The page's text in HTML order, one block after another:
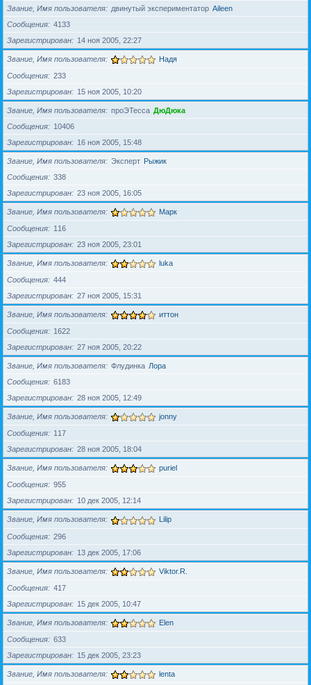
Звание, Имя пользователя двинутый экспериментатор Aileen
Сообщения
4133
Зарегистрирован
14 ноя 2005, 22:27
Звание, Имя пользователя Надя
Сообщения
233
Зарегистрирован
15 ноя 2005, 10:20
Звание, Имя пользователя проЭТесса ДюДюка
Сообщения
10406
Зарегистрирован
16 ноя 2005, 15:48
Звание, Имя пользователя Эксперт Рыжик
Сообщения
338
Зарегистрирован
23 ноя 2005, 16:05
Звание, Имя пользователя Марк
Сообщения
116
Зарегистрирован
23 ноя 2005, 23:01
Звание, Имя пользователя luka
Сообщения
444
Зарегистрирован
27 ноя 2005, 15:31
Звание, Имя пользователя иттон
Сообщения
1622
Зарегистрирован
27 ноя 2005, 20:22
Звание, Имя пользователя Флудинка Лора
Сообщения
6183
Зарегистрирован
28 ноя 2005, 12:49
Звание, Имя пользователя jonny
Сообщения
117
Зарегистрирован
28 ноя 2005, 18:04
Звание, Имя пользователя puriel
Сообщения
955
Зарегистрирован
10 дек 2005, 12:14
Звание, Имя пользователя Lilip
Сообщения
296
Зарегистрирован
13 дек 2005, 17:06
Звание, Имя пользователя Viktor.R.
Сообщения
417
Зарегистрирован
15 дек 2005, 10:47
Звание, Имя пользователя Elen
Сообщения
633
Зарегистрирован
15 дек 2005, 23:23
Звание, Имя пользователя lenta